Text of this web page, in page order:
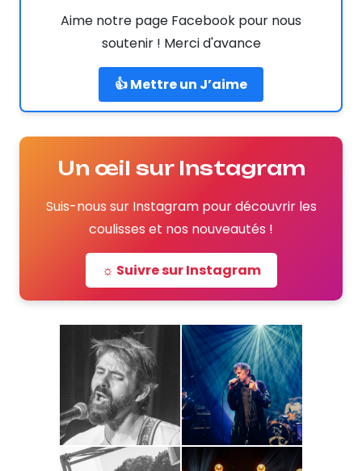
Aime notre page Facebook pour nous
soutenir ! Merci d'avance
👍 Mettre un J’aime
Un œil sur Instagram
Suis-nous sur Instagram pour découvrir les
coulisses et nos nouveautés !
☼ Suivre sur Instagram